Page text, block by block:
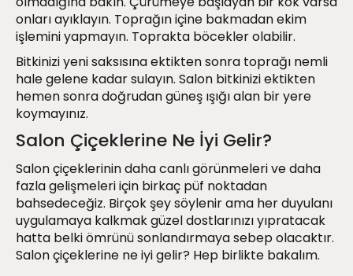
onları ayıklayın. Toprağın içine bakmadan ekim
işlemini yapmayın. Toprakta böcekler olabilir.
Bitkinizi yeni saksısına ektikten sonra toprağı nemli
hale gelene kadar sulayın. Salon bitkinizi ektikten
hemen sonra doğrudan güneş ışığı alan bir yere
koymayınız.
Salon Çiçeklerine Ne İyi Gelir?
Salon çiçeklerinin daha canlı görünmeleri ve daha
fazla gelişmeleri için birkaç püf noktadan
bahsedeceğiz. Birçok şey söylenir ama her duyulanı
uygulamaya kalkmak güzel dostlarınızı yıpratacak
hatta belki ömrünü sonlandırmaya sebep olacaktır.
Salon çiçeklerine ne iyi gelir? Hep birlikte bakalım.